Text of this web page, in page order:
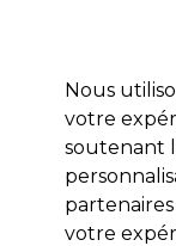
Marques Bons
Nous
votre
soutenant
votre